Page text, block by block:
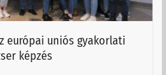
európai uniós gyakorlati
képzés